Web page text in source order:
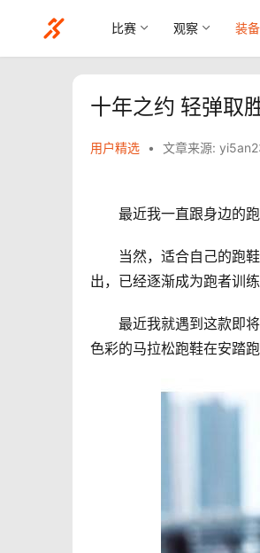
比赛 观察 装备
十年之约 轻弹
用户精选 • 文章来源:
最近我一直跟身边的跑
当然，适合自己的跑鞋
出，已经逐渐成为跑者训
最近我就遇到这款即将
色彩的马拉松跑鞋在安踏